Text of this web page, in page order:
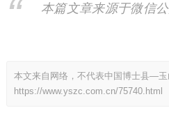
本篇文章来源于微信
本文来自网络，不代表中国博士县—玉
https://www.yszc.com.cn/75740.html